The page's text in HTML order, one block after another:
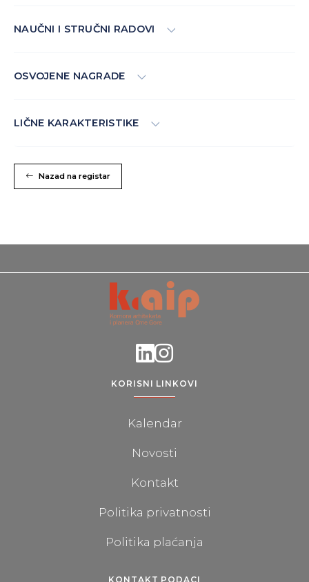
NAUČNI I STRUČNI RADOVI
OSVOJENE NAGRADE
LIČNE KARAKTERISTIKE
Nazad na registar
KORISNI LINKOVI
Kalendar
Novosti
Kontakt
Politika privatnosti
Politika plaćanja
KONTAKT PODACI